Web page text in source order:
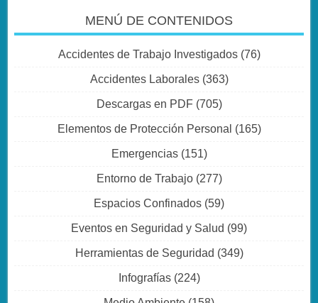
MENÚ DE CONTENIDOS
Accidentes de Trabajo Investigados(76)
Accidentes Laborales(363)
Descargas en PDF(705)
Elementos de Protección Personal (165)
Emergencias(151)
Entorno de Trabajo(277)
Espacios Confinados (59)
Eventos en Seguridad y Salud (99)
Herramientas de Seguridad (349)
Infografías(224)